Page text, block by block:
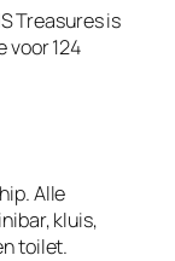
Treasures is
voor 124
Alle
kluis,
toilet.